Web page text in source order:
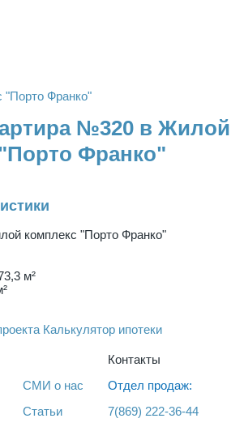
Франко"
№320 в Жилой
Франко"
комплекс "Порто Франко"
м²
Калькулятор ипотеки
СМИ о нас
Статьи
Контакты
Отдел продаж:
7(869) 222-36-44